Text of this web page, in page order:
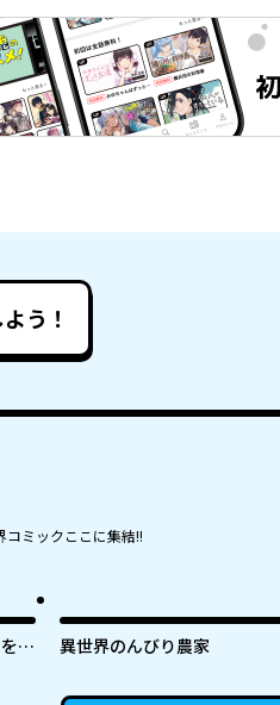
う！
コミックここに集結!!
手
異世界のんびり農家